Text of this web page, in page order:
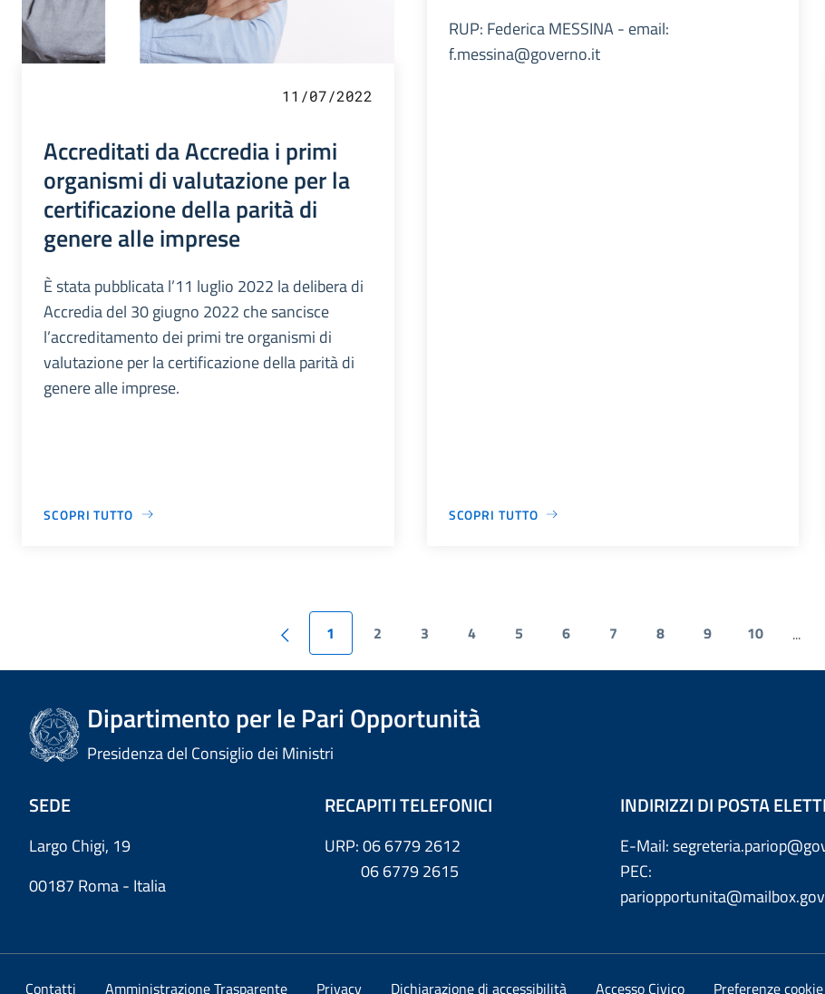
11/07/2022
Accreditati da Accredia i primi
organismi di valutazione per la
certificazione della parità di
genere alle imprese
È stata pubblicata l’11 luglio 2022 la delibera di
Accredia del 30 giugno 2022 che sancisce
l’accreditamento dei primi tre organismi di
valutazione per la certificazione della parità di
genere alle imprese.
SCOPRI TUTTO
RUP: Federica MESSINA - email:
f.messina@governo.it
SCOPRI TUTTO
1 2 3 4 5 6 7 8 9 10 ...
Dipartimento per le Pari Opportunità
Presidenza del Consiglio dei Ministri
SEDE
Largo Chigi, 19
00187 Roma - Italia
RECAPITI TELEFONICI
URP: 06 6779 2612
06 6779 2615
INDIRIZZI DI POSTA
E-Mail:
PEC:
Contatti Amministrazione Trasparente Privacy Dichiarazione di accessibilità Accesso Civico Preferenze cookie